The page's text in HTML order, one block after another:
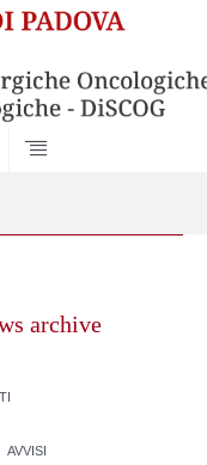
archive
AVVISI